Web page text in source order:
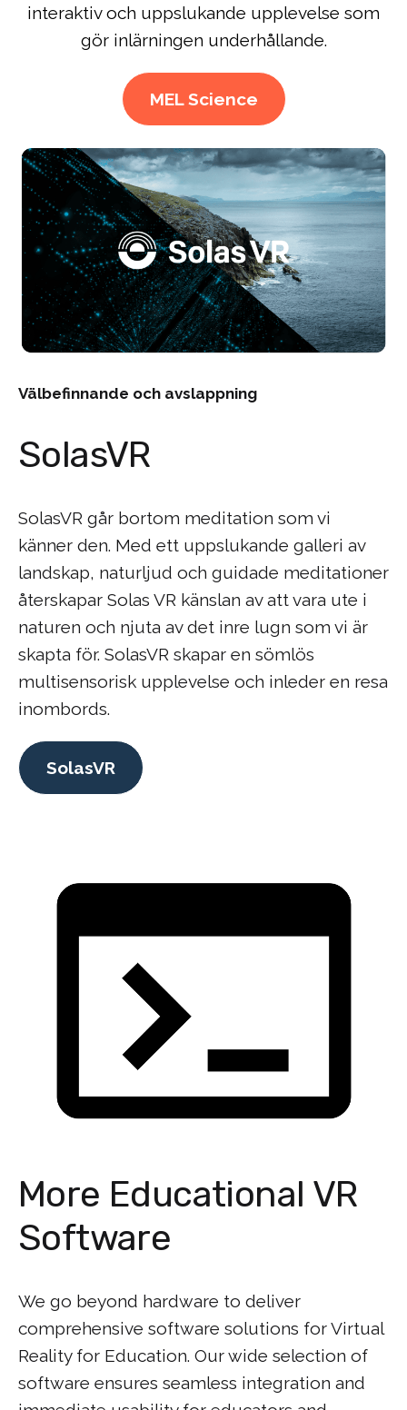
interaktiv och uppslukande upplevelse som
gör inlärningen underhållande.
MEL Science
Välbefinnande och avslappning
SolasVR
SolasVR går bortom meditation som vi
känner den. Med ett uppslukande galleri av
landskap, naturljud och guidade meditationer
återskapar Solas VR känslan av att vara ute i
naturen och njuta av det inre lugn som vi är
skapta för. SolasVR skapar en sömlös
multisensorisk upplevelse och inleder en resa
inombords.
SolasVR
More Educational VR
Software
We go beyond hardware to deliver
comprehensive software solutions for Virtual
Reality for Education. Our wide selection of
software ensures seamless integration and